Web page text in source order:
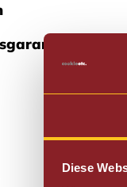
Diese